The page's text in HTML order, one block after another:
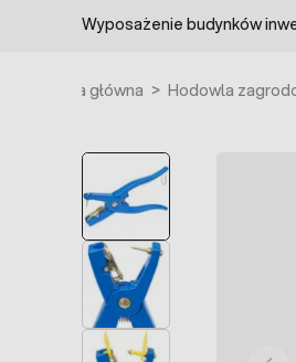
Wyposażenie budynków
Strona główna > Hodowla